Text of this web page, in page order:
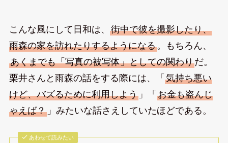
こんな風にして日和は、 街中で彼を撮影したり、
雨森の家を訪れたりするようになる。もちろん、
あくまでも「写真の被写体」としての関わりだ。
栗井さんと雨森の話をする際には、「 気持ち悪い
けど、バズるために利用しよう」「 お金も盗んじ
ゃえば？」みたいな話さえしていたほどである。
あわせて読みたい